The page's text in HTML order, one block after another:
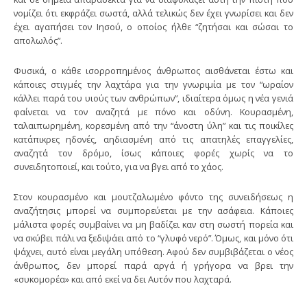
νομίζει ότι εκφράζει σωστά, αλλά τελικώς δεν έχει γνωρίσει και δεν
έχει αγαπήσει τον Ιησού, ο οποίος ήλθε “ζητήσαι και σώσαι το
απολωλός”.
Φυσικά, ο κάθε ισορροπημένος άνθρωπος αισθάνεται έστω και
κάποιες στιγμές την λαχτάρα για την γνωριμία με τον “ωραίον
κάλλει παρά του υιούς των ανθρώπων”, ιδιαίτερα όμως η νέα γενιά
φαίνεται να τον αναζητά με πόνο και οδύνη. Κουρασμένη,
ταλαιπωρημένη, κορεσμένη από την “άνοστη ύλη” και τις ποικίλες
κατάπικρες ηδονές, αηδιασμένη από τις απατηλές επαγγελίες,
αναζητά τον δρόμο, ίσως κάποιες φορές χωρίς να το
συνειδητοποιεί, και τούτο, για να βγει από το χάος.
Στον κουρασμένο και μουτζαλωμένο φόντο της συνειδήσεως η
αναζήτησις μπορεί να συμπορεύεται με την ασάφεια. Κάποιες
μάλιστα φορές συμβαίνει να μη βαδίζει καν στη σωστή πορεία και
να σκύβει πάλι να ξεδιψάει από το “γλυφό νερό”. Όμως, και μόνο ότι
ψάχνει, αυτό είναι μεγάλη υπόθεση. Αφού δεν συμβιβάζεται ο νέος
άνθρωπος, δεν μπορεί παρά αργά ή γρήγορα να βρει την
«συκομορέα» και από εκεί να δει Αυτόν που λαχταρά.